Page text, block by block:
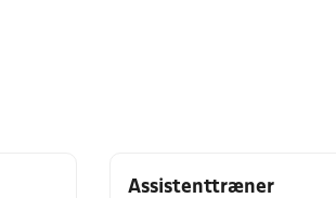
Assistenttræner